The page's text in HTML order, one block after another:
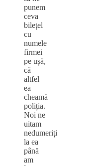
punem
ceva
bilețel
cu
numele
firmei
pe ușă,
că
altfel
ea
cheamă
poliția.
Noi ne
uitam
nedumeriți
la ea
până
am